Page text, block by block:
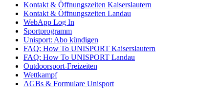
Kontakt & Öffnungszeiten Kaiserslautern
Kontakt & Öffnungszeiten Landau
WebApp Log In
Sportprogramm
Unisport: Abo kündigen
FAQ: How To UNISPORT Kaiserslautern
FAQ: How To UNISPORT Landau
Outdoorsport-Freizeiten
Wettkampf
AGBs & Formulare Unisport